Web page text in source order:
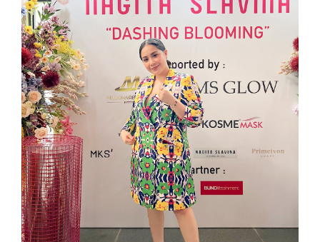
MILLIONAIRE KIDS CARE
ALL PRODUCT
MARVEL SERIES
ALL PRODUCT
DC SERIES
THE BATMAN PENDANT
THE BATMAN BRACELET
BATMAN WATCH